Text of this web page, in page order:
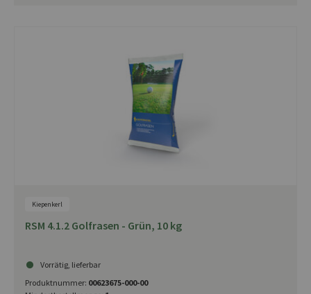
Kiepenkerl
RSM 4.1.2 Golfrasen - Grün, 10 kg
Vorrätig, lieferbar
Produktnummer: 00623675-000-00